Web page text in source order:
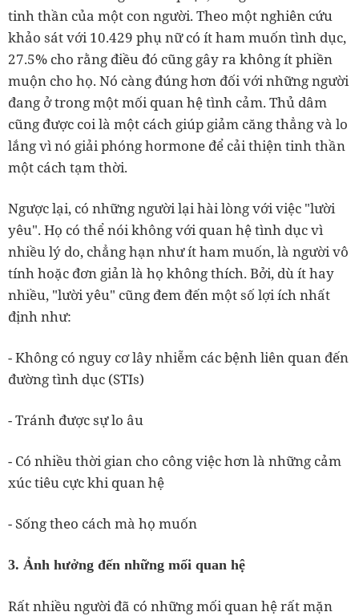
tinh thần của một con người. Theo một nghiên cứu
khảo sát với 10.429 phụ nữ có ít ham muốn tình dục,
27.5% cho rằng điều đó cũng gây ra không ít phiền
muộn cho họ. Nó càng đúng hơn đối với những người
đang ở trong một mối quan hệ tình cảm. Thủ dâm
cũng được coi là một cách giúp giảm căng thẳng và lo
lắng vì nó giải phóng hormone để cải thiện tinh thần
một cách tạm thời.
Ngược lại, có những người lại hài lòng với việc "lười
yêu". Họ có thể nói không với quan hệ tình dục vì
nhiều lý do, chẳng hạn như ít ham muốn, là người vô
tính hoặc đơn giản là họ không thích. Bởi, dù ít hay
nhiều, "lười yêu" cũng đem đến một số lợi ích nhất
định như:
- Không có nguy cơ lây nhiễm các bệnh liên quan đến
đường tình dục (STIs)
- Tránh được sự lo âu
- Có nhiều thời gian cho công việc hơn là những cảm
xúc tiêu cực khi quan hệ
- Sống theo cách mà họ muốn
3. Ảnh hưởng đến những mối quan hệ
Rất nhiều người đã có những mối quan hệ rất mặn